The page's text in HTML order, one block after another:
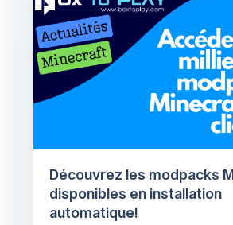
Découvrez les modpacks
disponibles en installation
automatique!